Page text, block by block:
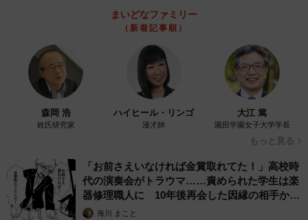
イスキーもお好きだそう。マックにウイスキーは、まさに
でんかさんにとって、至極のコラボレーションといえそう
そんなでんかさんに詳しくお話を伺いました。
――どこで、どのような時にマックをよく食べますか？
です。もちろんお酒はいれませんが（笑）。体を動かす業
務の日だとポテトとコーラが染み渡って最高です。また、
海の生物観察の活動でよく海に行くのですが、海から上が
まいどなファミリー
（新着記事順）
森岡 浩
姓氏研究家
ハイヒール・リンゴ
漫才師
大江 篤
園田学園女子大学学長
もっと見る
「お前さえいなければ金賞取れてた！」高校時
代の演奏会がトラウマ……責められた学生は楽
器修理職人に 10年後再会した因縁の相手から
思わぬ申し出【漫画】
海川 まこと